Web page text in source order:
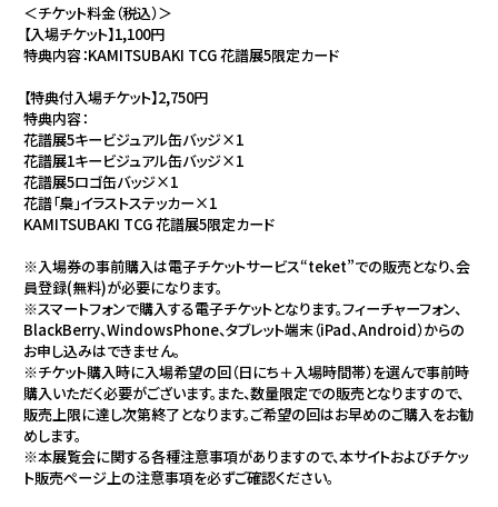
＜チケット料金（税込）＞
【入場チケット】1,100円
特典内容：KAMITSUBAKI TCG 花譜展5限定カード
【特典付入場チケット】2,750円
特典内容：
花譜展5キービジュアル缶バッジ×1
花譜展1キービジュアル缶バッジ×1
花譜展5ロゴ缶バッジ×1
花譜「梟」イラストステッカー×1
KAMITSUBAKI TCG 花譜展5限定カード
※入場券の事前購入は電子チケットサービス“teket”での販売となり、会
員登録(無料)が必要になります。
※スマートフォンで購入する電子チケットとなります。フィーチャーフォン、
BlackBerry、WindowsPhone、タブレット端末（iPad、Android）からの
お申し込みはできません。
※チケット購入時に入場希望の回（日にち＋入場時間帯）を選んで事前時
購入いただく必要がございます。また、数量限定での販売となりますので、
販売上限に達し次第終了となります。ご希望の回はお早めのご購入をお勧
めします。
※本展覧会に関する各種注意事項がありますので、本サイトおよびチケッ
ト販売ページ上の注意事項を必ずご確認ください。